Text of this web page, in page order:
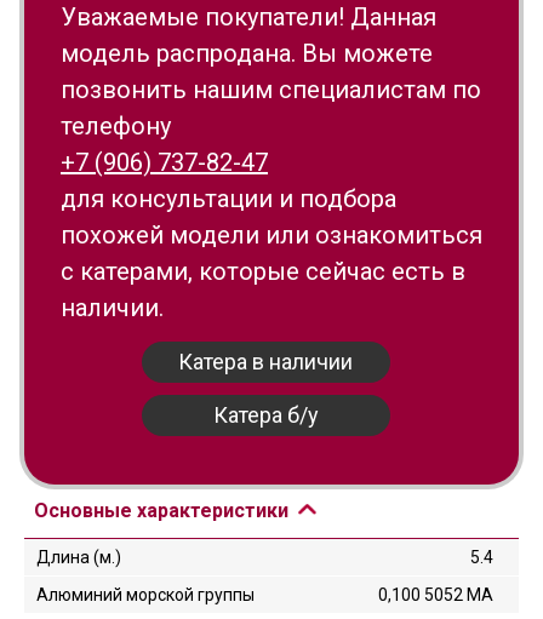
Уважаемые покупатели! Данная
модель распродана. Вы можете
позвонить нашим специалистам по
телефону
+7 (906) 737-82-47
для консультации и подбора
похожей модели или ознакомиться
с катерами, которые сейчас есть в
наличии.
Катера в наличии
Катера б/у
Основные характеристики
Длина (м.)
5.4
Алюминий морской группы
0,100 5052 МА